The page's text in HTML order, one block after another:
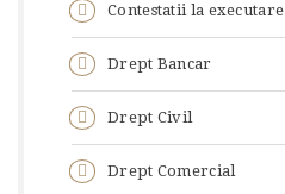
Contestatii la executare
Drept Bancar
Drept Civil
Drept Comercial